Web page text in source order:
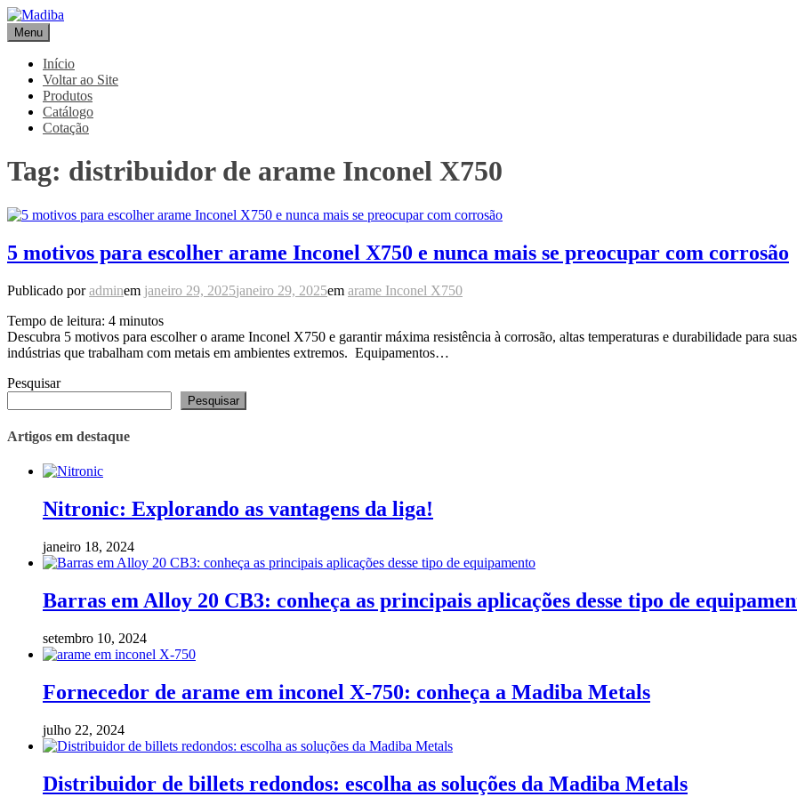
Pular
para
o
conteúdo
Madiba
Líder de Importação e Distribuição de Ligas Especiais
Menu
Início
Voltar ao Site
Produtos
Catálogo
Cotação
Tag: distribuidor de arame Inconel X750
5 motivos para escolher arame Inconel X750 e nunca mais se preocupar com corrosão
Publicado poradminem janeiro 29, 2025janeiro 29, 2025em arame Inconel X750
Tempo de leitura: 4 minutos
Descubra 5 motivos para escolher o arame Inconel X750 e garantir máxima resistência à corrosão, altas temperaturas e durabilidade para
indústrias que trabalham com metais em ambientes extremos. Equipamentos…
Pesquisar
Pesquisar
Artigos em destaque
Nitronic: Explorando as vantagens da liga!
janeiro 18, 2024
Barras em Alloy 20 CB3: conheça as principais aplicações desse tipo de
setembro 10, 2024
Fornecedor de arame em inconel X-750: conheça a Madiba Metals
julho 22, 2024
Distribuidor de billets redondos: escolha as soluções da Madiba Metals